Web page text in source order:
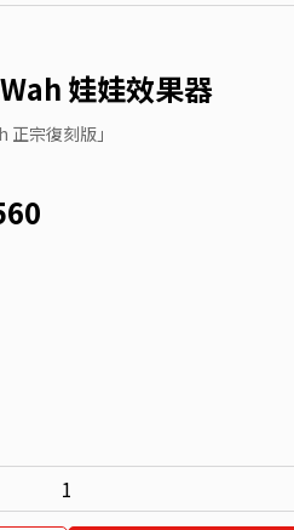
娃娃效果器
宗復刻版」